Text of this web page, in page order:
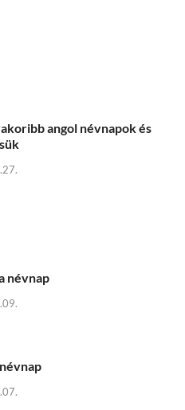
angol névnapok és
névnap